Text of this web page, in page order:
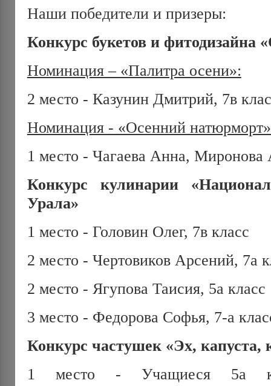
Наши победители и призеры:
Конкурс букетов и фитодизайна
Номинация – «Палитра осени»:
2 место - Казунин Дмитрий, 7в
Номинация - «Осенний
1 место - Чагаева Анна, Миронова
Конкурс кулинарии
Урала»
1 место - Головин Олег, 7в класс
2 место - Чертовиков Арсений, 7а
2 место - Ягупова Таисия, 5а класс
3 место - Федорова Софья, 7-а
Конкурс частушек «Эх, капуста,
1 место - Учащиеся 5а